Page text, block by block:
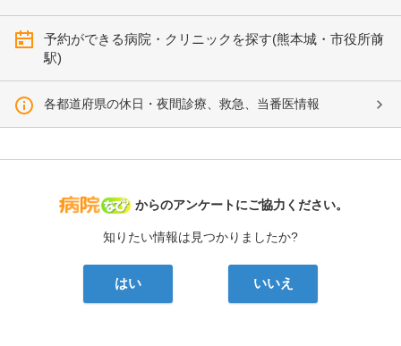
予約ができる病院・クリニックを探す(熊本城・市役所前
駅)
各都道府県の休日・夜間診療、救急、当番医情報
病院なび
からのアンケートにご協力ください。
知りたい情報は見つかりましたか?
はい いいえ